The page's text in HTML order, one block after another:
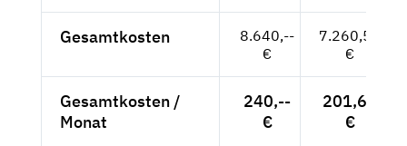
Gesamtkosten
8.640,--
€
7.260,50
€
Gesamtkosten /
Monat
240,--
€
201,68
€